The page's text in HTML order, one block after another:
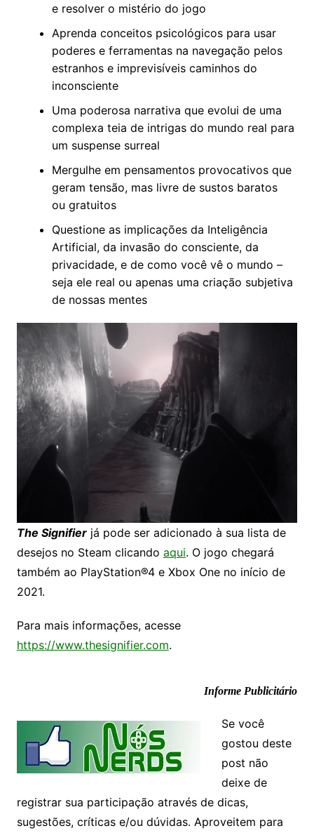
e resolver o mistério do jogo
Aprenda conceitos psicológicos para usar
poderes e ferramentas na navegação pelos
estranhos e imprevisíveis caminhos do
inconsciente
Uma poderosa narrativa que evolui de uma
complexa teia de intrigas do mundo real para
um suspense surreal
Mergulhe em pensamentos provocativos que
geram tensão, mas livre de sustos baratos
ou gratuitos
Questione as implicações da Inteligência
Artificial, da invasão do consciente, da
privacidade, e de como você vê o mundo –
seja ele real ou apenas uma criação subjetiva
de nossas mentes
The Signifier já pode ser adicionado à sua lista de
desejos no Steam clicando aqui. O jogo chegará
também ao PlayStation®4 e Xbox One no início de
2021.
Para mais informações, acesse
https://www.thesignifier.com.
Informe Publicitário
Se você
gostou deste
post não
deixe de
registrar sua participação através de dicas,
sugestões, críticas e/ou dúvidas. Aproveitem para